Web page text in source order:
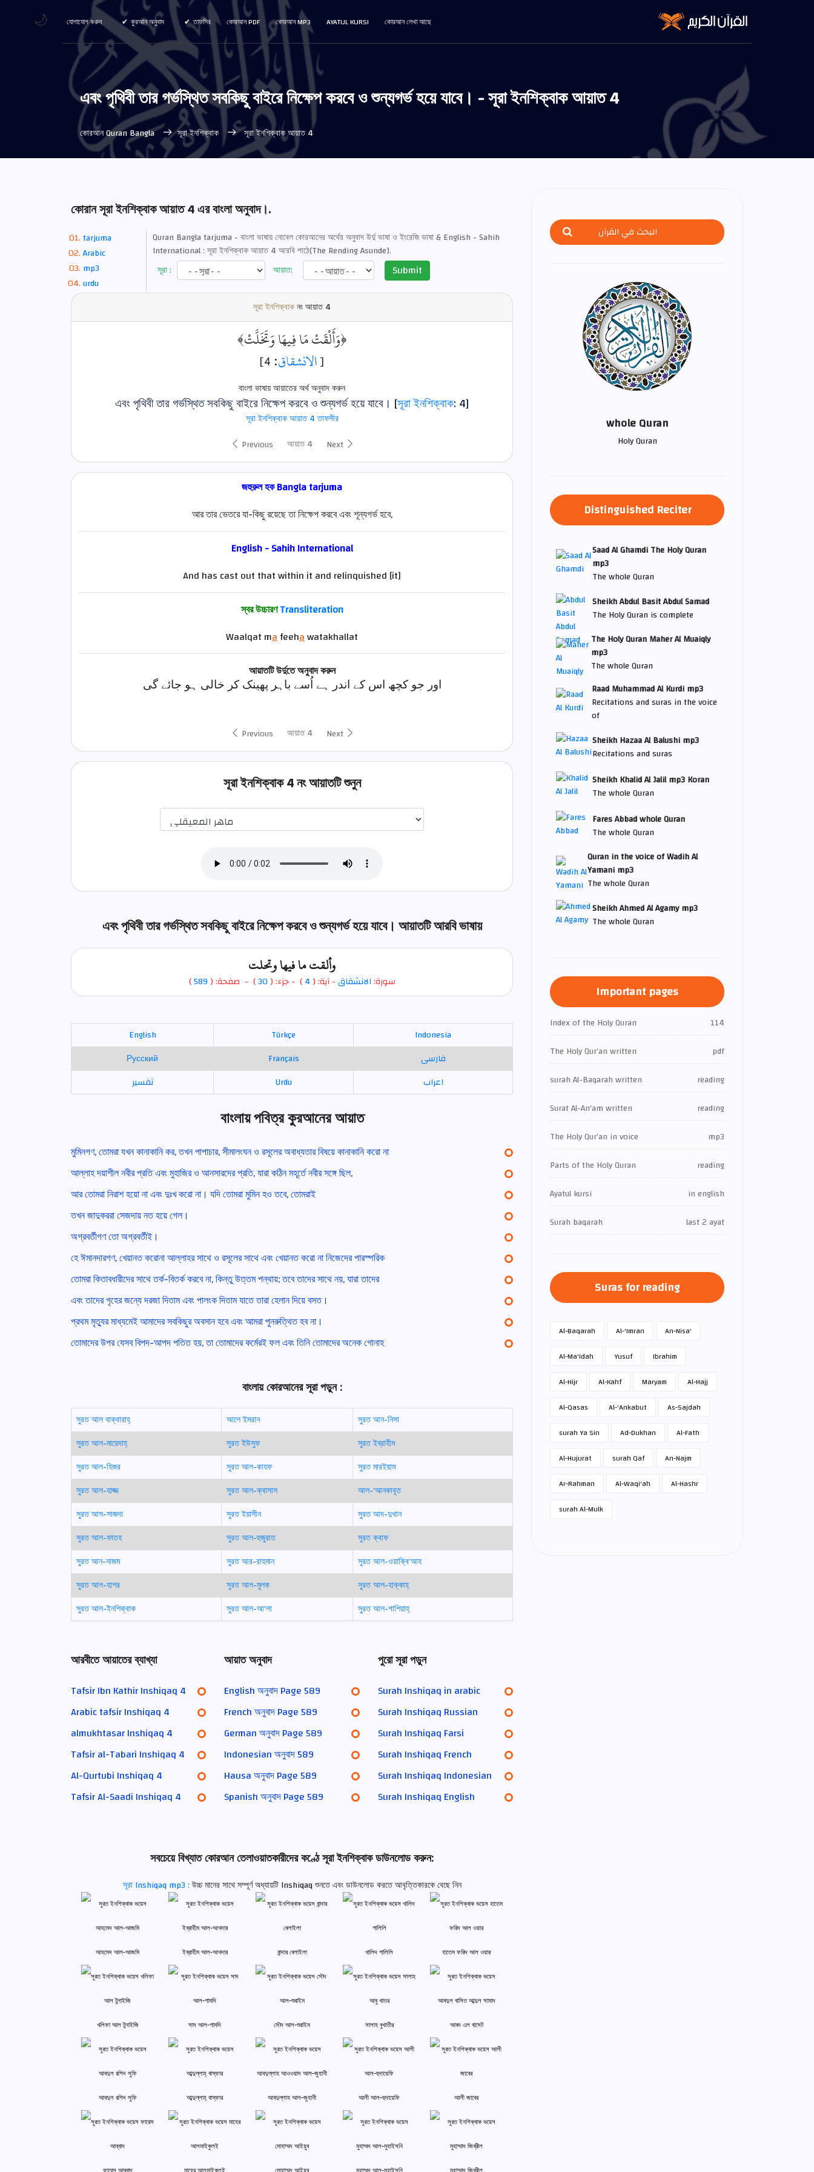
কোরআন লেখা আছে
AYATUL KURSI
কোরআন MP3
কোরআন PDF
তাফসির
কুরআন অনুবাদ
যোগাযোগ করুন
এবং পৃথিবী তার গর্ভস্থিত সবকিছু বাইরে নিক্ষেপ করবে ও শুন্যগর্ভ হয়ে যাবে। - সূরা ইনশিক্বাক আয়াত 4
কোরআন Quran Bangla সূরা ইনশিক্বাক সূরা ইনশিক্বাক আয়াত 4
কোরান সূরা ইনশিক্বাক আয়াত 4 এর বাংলা অনুবাদ।.
tarjuma
Arabic
mp3
urdu
Quran Bangla tarjuma - বাংলা ভাষায় নোবেল কোরআনের অর্থের অনুবাদ উর্দু ভাষা ও ইংরেজি ভাষা & English - Sahih
International : সূরা ইনশিক্বাক আয়াত 4 আরবি পাঠে(The Rending Asunde).
সূরা :
আয়াত: Submit
সূরা ইনশিক্বাকনং আয়াত4
﴿وَأَلْقَتْ مَا فِيهَا وَتَخَلَّتْ﴾
[الانشقاق: 4]
বাংলা ভাষায় আয়াতের অর্থ অনুবাদ করুন
এবং পৃথিবী তার গর্ভস্থিত সবকিছু বাইরে নিক্ষেপ করবে ও শুন্যগর্ভ হয়ে যাবে। [সূরা ইনশিক্বাক: 4]
সূরা ইনশিক্বাক আয়াত 4 তাফসীর
Previous
আয়াত 4 Next
জহুরুল হক Bangla tarjuma
আর তার ভেতরে যা-কিছু রয়েছে তা নিক্ষেপ করবে এবং শূন্যগর্ভ হবে,
English - Sahih International
And has cast out that within it and relinquished [it]
স্বর উচ্চারণTransliteration
Waalqat mafeehawatakhallat
আয়াতটি উর্দুতে অনুবাদ করুন
اور جو کچھ اس کے اندر ہے اُسے باہر پھینک کر خالی ہو جائے گی
Previous আয়াত 4 Next
সূরা ইনশিক্বাক 4 নং আয়াতটি শুনুন
اختيار قارئ الآية
এবং পৃথিবী তার গর্ভস্থিত সবকিছু বাইরে নিক্ষেপ করবে ও শুন্যগর্ভ হয়ে যাবে। আয়াতটি আরবি ভাষায়
وألقت ما فيها وتخلت
سورة:الانشقاق- آية: ( 4
) - جزء: (30) - صفحة: (589
)
English Türkçe
Indonesia
Русский
Français
فارسی
تفسير
Urdu اعراب
বাংলায় পবিত্র কুরআনের আয়াত
মুমিনগণ, তোমরা যখন কানাকানি কর, তখন পাপাচার, সীমালংঘন ও রসূলের অবাধ্যতার বিষয়ে কানাকানি করো না
আল্লাহ দয়াশীল নবীর প্রতি এবং মুহাজির ও আনসারদের প্রতি, যারা কঠিন মহূর্তে নবীর সঙ্গে ছিল,
আর তোমরা নিরাশ হয়ো না এবং দুঃখ করো না। যদি তোমরা মুমিন হও তবে, তোমরাই
তখন জাদুকররা সেজদায় নত হয়ে গেল।
অগ্রবর্তীগণ তো অগ্রবর্তীই।
হে ঈমানদারগণ, খেয়ানত করোনা আল্লাহর সাথে ও রসূলের সাথে এবং খেয়ানত করো না নিজেদের পারস্পরিক
তোমরা কিতাবধারীদের সাথে তর্ক-বিতর্ক করবে না, কিন্তু উত্তম পন্থায়; তবে তাদের সাথে নয়, যারা তাদের
এবং তাদের গৃহের জন্যে দরজা দিতাম এবং পালংক দিতাম যাতে তারা হেলান দিয়ে বসত।
প্রথম মৃত্যুর মাধ্যমেই আমাদের সবকিছুর অবসান হবে এবং আমরা পুনরুত্থিত হব না।
তোমাদের উপর যেসব বিপদ-আপদ পতিত হয়, তা তোমাদের কর্মেরই ফল এবং তিনি তোমাদের অনেক গোনাহ
বাংলায় কোরআনের সূরা পড়ুন :
সুরত আল বাক্বারাহ্ আলে ইমরান
সুরত আন-নিসা
সুরত আল-মায়েদাহ্
সুরত ইউসুফ
সুরত ইব্রাহীম
সুরত আল-হিজর
সুরত আল-কাহফ
সুরত মারইয়াম
সুরত আল-হাজ্জ
সুরত আল-ক্বাসাস
আল-‘আনকাবূত
সুরত আস-সাজদা
সুরত ইয়াসীন
সুরত আদ-দুখান
সুরত আল-ফাতহ
সুরত আল-হুজুরাত
সুরত ক্বাফ
সুরত আন-নাজম
সুরত আর-রাহমান
সুরত আল-ওয়াক্বি‘আহ
সুরত আল-হাশর
সুরত আল-মুলক
সুরত আল-হাক্কাহ্
সুরত আল-ইনশিক্বাক
সুরত আল-আ‘লা সুরত আল-গাশিয়াহ্
আরবীতে আয়াতের ব্যাখ্যা
Tafsir Ibn Kathir Inshiqaq 4
Arabic tafsir Inshiqaq 4
almukhtasar Inshiqaq 4
Tafsir al-Tabari Inshiqaq 4
Al-Qurtubi Inshiqaq 4
Tafsir Al-Saadi Inshiqaq 4
আয়াত অনুবাদ
English অনুবাদ Page 589
French অনুবাদ Page 589
German অনুবাদ Page 589
Indonesian অনুবাদ 589
Hausa অনুবাদ Page 589
Spanish অনুবাদ Page 589
পুরো সূরা পড়ুন
Surah Inshiqaq in arabic
Surah Inshiqaq Russian
Surah Inshiqaq Farsi
Surah Inshiqaq French
Surah Inshiqaq Indonesian
Surah Inshiqaq English
সবচেয়ে বিখ্যাত কোরআন তেলাওয়াতকারীদের কণ্ঠে সূরা ইনশিক্বাক ডাউনলোড করুন:
সূরা Inshiqaq mp3 :উচ্চ মানের সাথে সম্পূর্ণ অধ্যায়টি Inshiqaq শুনতে এবং ডাউনলোড করতে আবৃত্তিকারকে বেছে নিন
আহমেদ আল-আজমি ইব্রাহীম আল-আখদার বান্দার বেলাইলা খালিদ গালিলি হাতেম ফরিদ আল ওয়ার
খলিফা আল টুনাইজি সাদ আল-গামদি সৌদ আল-শুরাইম সালাহ বুখাতীর আবদ এল বাসেট
আবদুল রশিদ সুফি আব্দুল্লাহ্ বাস্‌ফার আবদুল্লাহ আল-জুহানী আলী আল-হুদায়েফি আলী জাবের
whole Quran
Holy Quran
Distinguished Reciter
Saad Al Ghamdi The Holy Quran
mp3
The whole Quran
Sheikh Abdul Basit Abdul Samad
The Holy Quran is complete
The Holy Quran Maher Al Muaiqly
mp3
The whole Quran
Raad Muhammad Al Kurdi mp3
Recitations and suras in the voice
of
Sheikh Hazaa Al Balushi mp3
Recitations and suras
Sheikh Khalid Al Jalil mp3 Koran
The whole Quran
Fares Abbad whole Quran
The whole Quran
Quran in the voice of Wadih Al
Yamani mp3
The whole Quran
Sheikh Ahmed Al Agamy mp3
The whole Quran
Important pages
Index of the Holy Quran
114
The Holy Qur’an written
pdf
surah Al-Baqarah written
reading
Surat Al-An'am written
reading
The Holy Qur’an in voice
mp3
Parts of the Holy Quran
reading
Ayatul kursi
in english
Surah baqarah
last 2 ayat
Suras for reading
Al-Baqarah Al-'Imran
An-Nisa'
Al-Ma'idah
Yusuf
Ibrahim
Al-Hijr
Al-Kahf Maryam
Al-Hajj
Al-Qasas
Al-'Ankabut
As-Sajdah
surah Ya Sin
Ad-Dukhan
Al-Fath
Al-Hujurat
surah Qaf
An-Najm
Ar-Rahman
Al-Waqi'ah
Al-Hashr
surah Al-Mulk
🌙